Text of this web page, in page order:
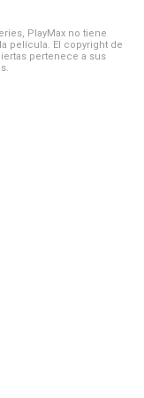
PlayMax no tiene
película. El copyright de
pertenece a sus